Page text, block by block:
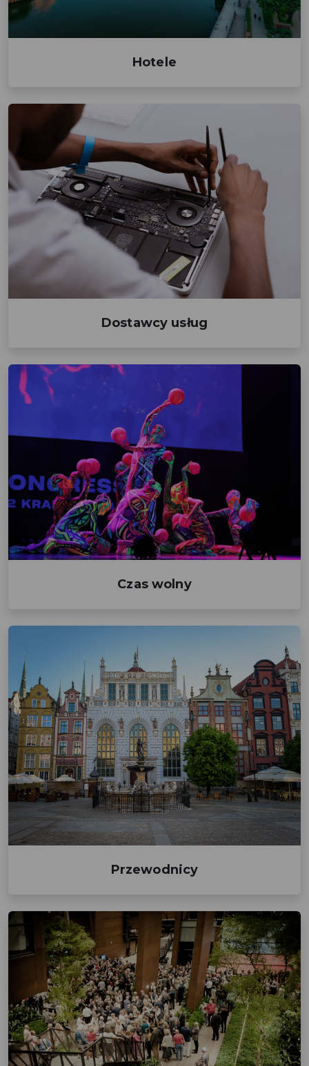
Hotele
Dostawcy usług
Czas wolny
Przewodnicy